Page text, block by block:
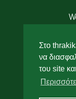
Στο
να
του site